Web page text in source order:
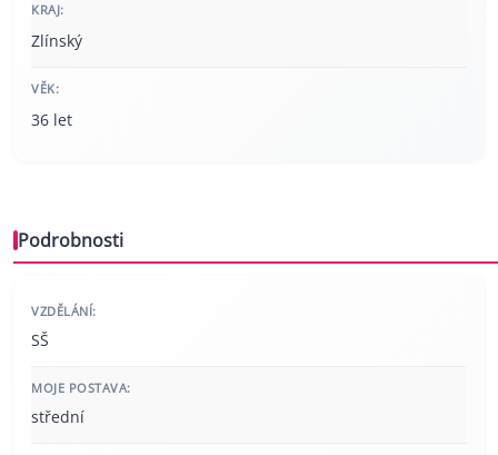
KRAJ:
Zlínský
VĚK:
36 let
Podrobnosti
VZDĚLÁNÍ:
SŠ
MOJE POSTAVA:
střední